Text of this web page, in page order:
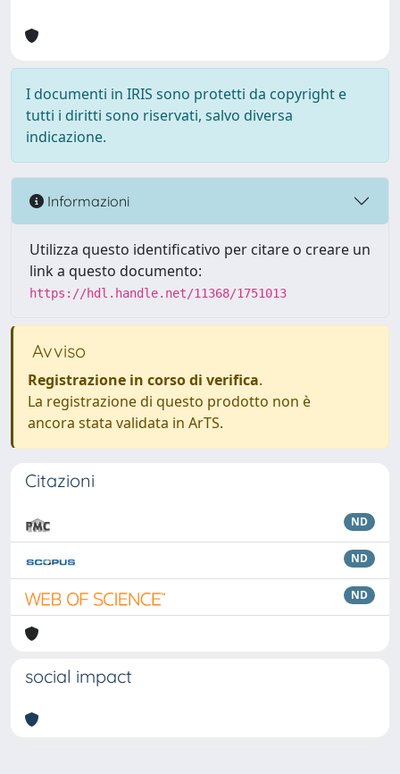
I documenti in IRIS sono protetti da copyright e
tutti i diritti sono riservati, salvo diversa
indicazione.
Informazioni
Utilizza questo identificativo per citare o creare un
link a questo documento:
https://hdl.handle.net/11368/1751013
Avviso
Registrazione in corso di verifica.
La registrazione di questo prodotto non è
ancora stata validata in ArTS.
Citazioni
ND
ND
ND
social impact